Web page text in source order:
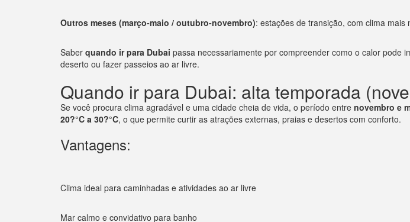
Outros meses (março-maio / outubro-novembro): estações de transição, com clima
Saber quando ir para Dubai passa necessariamente por compreender como o calor
deserto ou fazer passeios ao ar livre.
Quando ir para Dubai: alta temporada
Se você procura clima agradável e uma cidade cheia de vida, o período entre novembro e
20?°C a 30?°C, o que permite curtir as atrações externas, praias e desertos com conforto.
Vantagens:
Clima ideal para caminhadas e atividades ao ar livre
Mar calmo e convidativo para banho